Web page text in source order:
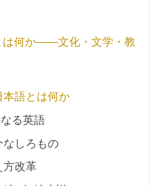
は何か——文化・文学・教
本語とは何か
る英語
なしろもの
方改革